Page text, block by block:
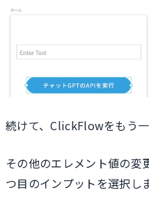
続けて、ClickFlowをもう一
その他のエレメント値の変
つ目のインプットを選択しま